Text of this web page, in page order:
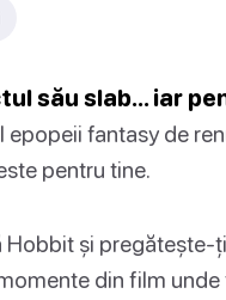
său slab… iar
epopeii fantasy de
pentru tine.
Hobbit și
din film